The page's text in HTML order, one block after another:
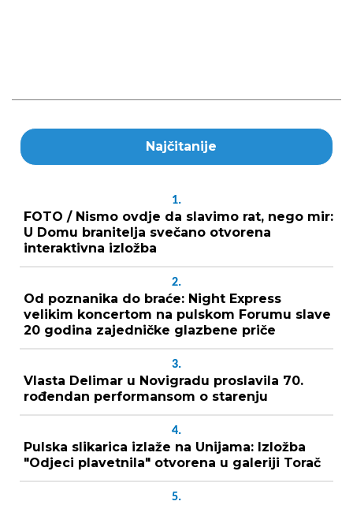
Najčitanije
1.
FOTO / Nismo ovdje da slavimo rat, nego mir:
U Domu branitelja svečano otvorena
interaktivna izložba
2.
Od poznanika do braće: Night Express
velikim koncertom na pulskom Forumu slave
20 godina zajedničke glazbene priče
3.
Vlasta Delimar u Novigradu proslavila 70.
rođendan performansom o starenju
4.
Pulska slikarica izlaže na Unijama: Izložba
"Odjeci plavetnila" otvorena u galeriji Torač
5.